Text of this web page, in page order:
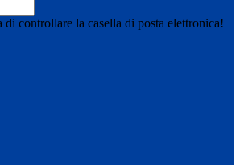
controllare la casella di posta elettronica!